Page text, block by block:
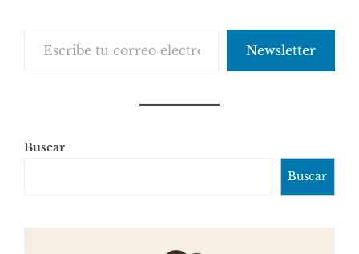
Newsletter
Buscar
Buscar